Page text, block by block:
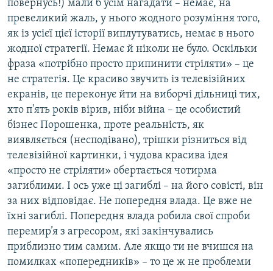
повернусь!) мали б усім нагадати – немає, на
превеликий жаль, у нього жодного розуміння того,
як із усієї цієї історії виплутуватись, немає в нього
жодної стратегії. Немає й ніколи не було. Оскільки
фраза «потрібно просто припинити стріляти» – це
не стратегія. Це красиво звучить із телевізійних
екранів, це переконує йти на виборчі дільниці тих,
хто п'ять років вірив, ніби війна – це особистий
бізнес Порошенка, проте реальність, як
виявляється (несподівано), трішки різниться від
телевізійної картинки, і чудова красива ідея
«просто не стріляти» обертається чотирма
загиблими. І ось уже ці загиблі – на його совісті, він
за них відповідає. Не попередня влада. Це вже не
їхні загиблі. Попередня влада робила свої спроби
перемир’я з агресором, які закінчувались
приблизно тим самим. Але якщо ти не вчишся на
помилках «попередників» – то це ж не проблеми